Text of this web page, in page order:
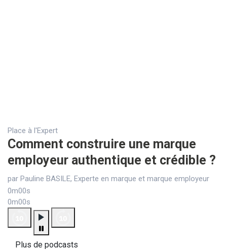
Place à l'Expert
Comment construire une marque
employeur authentique et crédible ?
par Pauline BASILE, Experte en marque et marque employeur
0m00s
0m00s
Plus de podcasts